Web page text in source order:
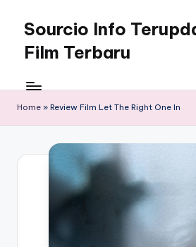
content
Sourcio Info
Film Terbaru
Home » Review Film Let The Right One In